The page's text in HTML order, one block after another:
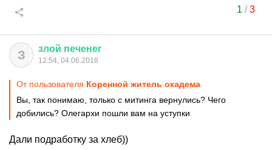
1 /3
З злой печенег
12:54, 04.06.2018
От пользователя Коренной житель окадема
Вы, так понимаю, только с митинга вернулись? Чего
добились? Олегархи пошли вам на уступки
Дали подработку за хлеб))